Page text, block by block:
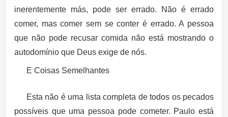
inerentemente más, pode ser errado. Não é errado
comer, mas comer sem se conter é errado. A pessoa
que não pode recusar comida não está mostrando o
autodomínio que Deus exige de nós.
E Coisas Semelhantes
Esta não é uma lista completa de todos os pecados
possíveis que uma pessoa pode cometer. Paulo está